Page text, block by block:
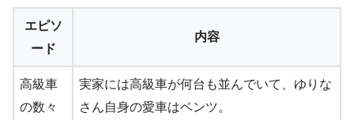
エピソ
ード
内容
高級車
の数々
実家には高級車が何台も並んでいて、ゆりな
さん自身の愛車はベンツ。